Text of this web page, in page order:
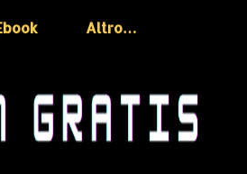
Altro…